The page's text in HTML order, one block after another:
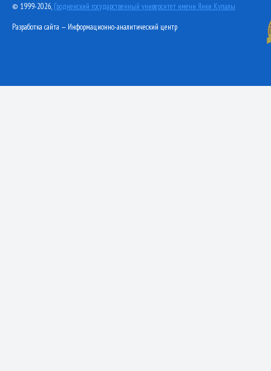
© 1999-2026, Гродненский государственный университет имени Янки Купалы
Разработка сайта — Информационно-аналитический центр